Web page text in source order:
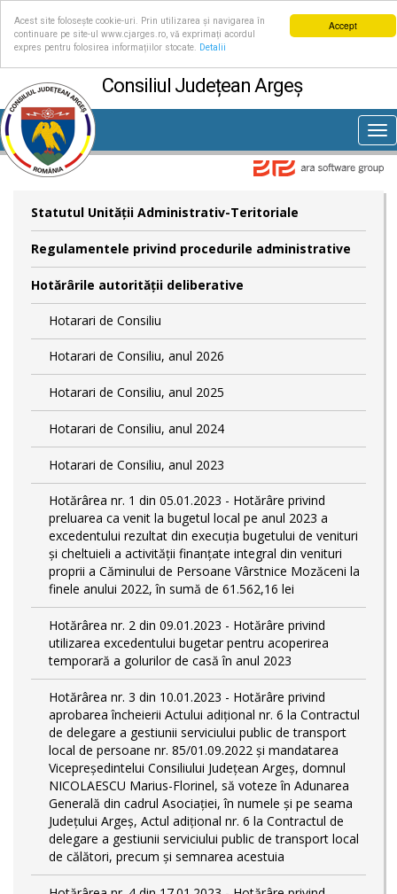
Accept
Acest site folosește cookie-uri. Prin utilizarea și navigarea în
continuare pe site-ul www.cjarges.ro, vă exprimați acordul
expres pentru folosirea informațiilor stocate.
Detalii
Consiliul Județean Argeș
Statutul Unităţii Administrativ-Teritoriale
Regulamentele privind procedurile administrative
Hotărârile autorităţii deliberative
Hotarari de Consiliu
Hotarari de Consiliu, anul 2026
Hotarari de Consiliu, anul 2025
Hotarari de Consiliu, anul 2024
Hotarari de Consiliu, anul 2023
Hotărârea nr. 1 din 05.01.2023 - Hotărâre privind
preluarea ca venit la bugetul local pe anul 2023 a
excedentului rezultat din execuția bugetului de venituri
și cheltuieli a activității finanțate integral din venituri
proprii a Căminului de Persoane Vârstnice Mozăceni la
finele anului 2022, în sumă de 61.562,16 lei
Hotărârea nr. 2 din 09.01.2023 - Hotărâre privind
utilizarea excedentului bugetar pentru acoperirea
temporară a golurilor de casă în anul 2023
Hotărârea nr. 3 din 10.01.2023 - Hotărâre privind
aprobarea încheierii Actului adițional nr. 6 la Contractul
de delegare a gestiunii serviciului public de transport
local de persoane nr. 85/01.09.2022 și mandatarea
Vicepreședintelui Consiliului Județean Argeș, domnul
NICOLAESCU Marius-Florinel, să voteze în Adunarea
Generală din cadrul Asociației, în numele și pe seama
Județului Argeș, Actul adițional nr. 6 la Contractul de
delegare a gestiunii serviciului public de transport local
de călători, precum și semnarea acestuia